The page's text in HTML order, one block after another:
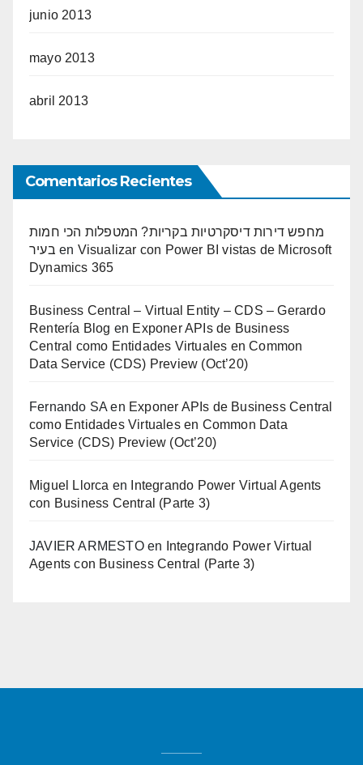
junio 2013
mayo 2013
abril 2013
Comentarios Recientes
מחפש דירות דיסקרטיות בקריות? המטפלות הכי חמות
בעיר en Visualizar con Power BI vistas de Microsoft
Dynamics 365
Business Central – Virtual Entity – CDS – Gerardo
Rentería Blog en Exponer APIs de Business
Central como Entidades Virtuales en Common
Data Service (CDS) Preview (Oct’20)
Fernando SA en Exponer APIs de Business Central
como Entidades Virtuales en Common Data
Service (CDS) Preview (Oct’20)
Miguel Llorca en
Integrando Power Virtual Agents
con Business Central (Parte 3)
JAVIER ARMESTOen
Integrando Power Virtual
Agents con Business Central (Parte 3)